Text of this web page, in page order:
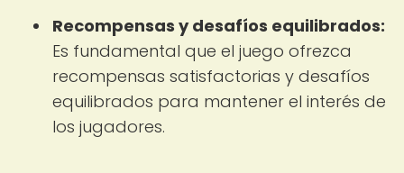
Recompensas y desafíos equilibrados:
Es fundamental que el juego ofrezca
recompensas satisfactorias y desafíos
equilibrados para mantener el interés de
los jugadores.